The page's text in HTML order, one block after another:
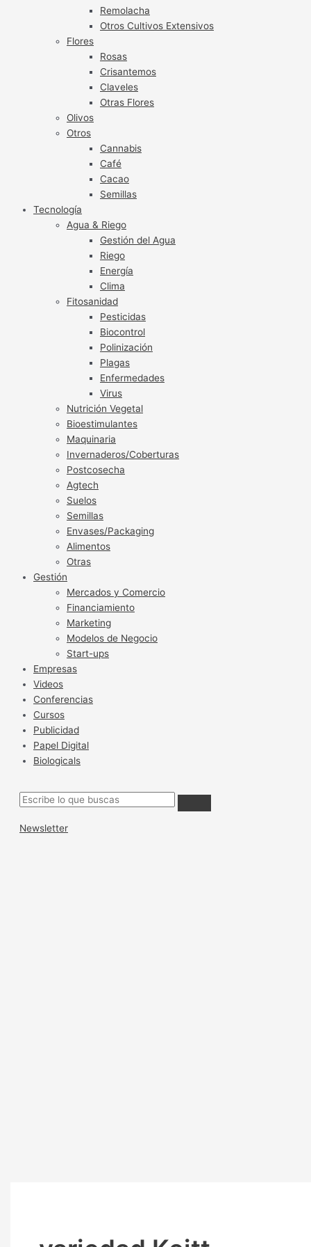
Remolacha
Otros Cultivos Extensivos
Flores
Rosas
Crisantemos
Claveles
Otras Flores
Olivos
Otros
Cannabis
Café
Cacao
Semillas
Tecnología
Agua & Riego
Gestión del Agua
Riego
Energía
Clima
Fitosanidad
Pesticidas
Biocontrol
Polinización
Plagas
Enfermedades
Virus
Nutrición Vegetal
Bioestimulantes
Maquinaria
Invernaderos/Coberturas
Postcosecha
Agtech
Suelos
Semillas
Envases/Packaging
Alimentos
Otras
Gestión
Mercados y Comercio
Financiamiento
Marketing
Modelos de Negocio
Start-ups
Empresas
Videos
Conferencias
Cursos
Publicidad
Papel Digital
Biologicals
Newsletter